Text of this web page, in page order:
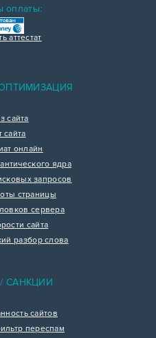
оплаты:
аттестат
сайта
сайта
онлайн
ядра
запросов
страницы
сервера
сайта
разбор слова
САНКЦИИ
сайтов
переспам